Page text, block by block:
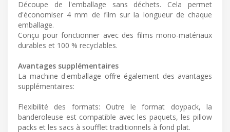
Découpe de l'emballage sans déchets. Cela permet
d'économiser 4 mm de film sur la longueur de chaque
emballage.
Conçu pour fonctionner avec des films mono-matériaux
durables et 100 % recyclables.
Avantages supplémentaires
La machine d'emballage offre également des avantages
supplémentaires:
Flexibilité des formats: Outre le format doypack, la
banderoleuse est compatible avec les paquets, les pillow
packs et les sacs à soufflet traditionnels à fond plat.